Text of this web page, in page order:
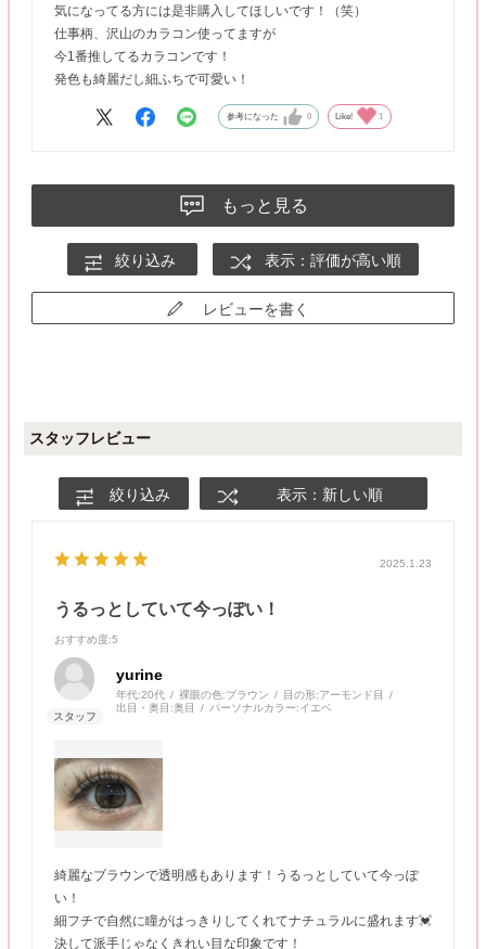
気になってる方には是非購入してほしいです！（笑）
仕事柄、沢山のカラコン使ってますが
今1番推してるカラコンです！
発色も綺麗だし細ふちで可愛い！
参考になった 0 Like! 1
もっと見る
絞り込み 表示：評価が高い順
レビューを書く
スタッフレビュー
絞り込み 表示：新しい順
2025.1.23
うるっとしていて今っぽい！
おすすめ度:5
yurine
年代:20代 裸眼の色:ブラウン 目の形:アーモンド目
出目・奥目:奥目 パーソナルカラー:イエベ
綺麗なブラウンで透明感もあります！うるっとしていて今っぽ
い！
細フチで自然に瞳がはっきりしてくれてナチュラルに盛れます💓
決して派手じゃなくきれい目な印象です！